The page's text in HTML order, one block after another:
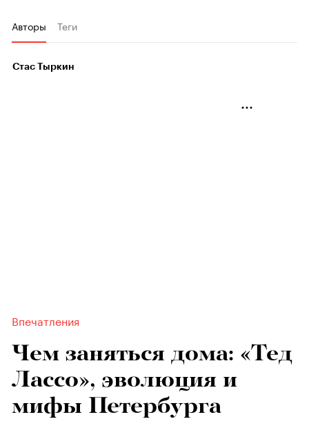
Авторы Теги
Стас Тыркин
Впечатления
Чем заняться дома: «Тед
Лассо», эволюция и
мифы Петербурга